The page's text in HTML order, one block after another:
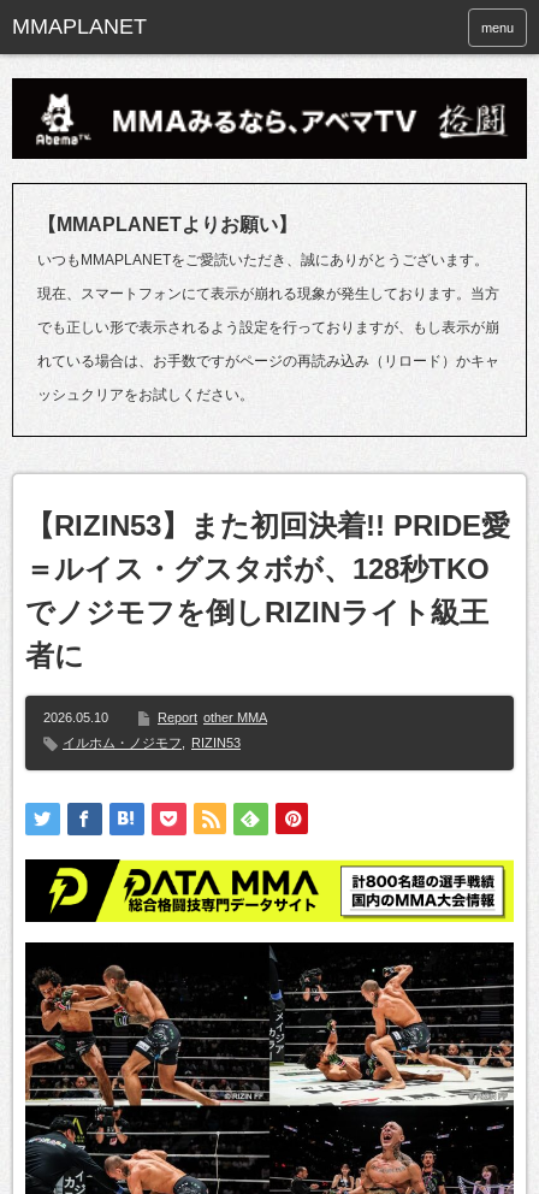
menu
【MMAPLANETよりお願い】
いつもMMAPLANETをご愛読いただき、誠にありがとうございます。
現在、スマートフォンにて表示が崩れる現象が発生しております。当方
でも正しい形で表示されるよう設定を行っておりますが、もし表示が崩
れている場合は、お手数ですがページの再読み込み（リロード）かキャ
ッシュクリアをお試しください。
【RIZIN53】また初回決着!! PRIDE愛
＝ルイス・グスタボが、128秒TKO
でノジモフを倒しRIZINライト級王
者に
2026.05.10 Report other MMA
イルホム・ノジモフ
RIZIN53